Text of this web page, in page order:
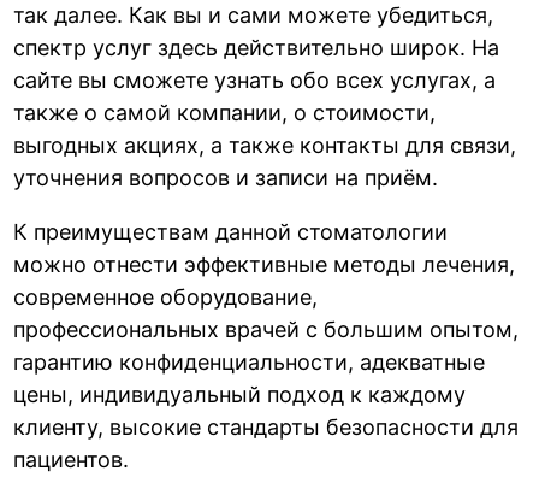
так далее. Как вы и сами можете убедиться,
спектр услуг здесь действительно широк. На
сайте вы сможете узнать обо всех услугах, а
также о самой компании, о стоимости,
выгодных акциях, а также контакты для связи,
уточнения вопросов и записи на приём.
К преимуществам данной стоматологии
можно отнести эффективные методы лечения,
современное оборудование,
профессиональных врачей с большим опытом,
гарантию конфиденциальности, адекватные
цены, индивидуальный подход к каждому
клиенту, высокие стандарты безопасности для
пациентов.